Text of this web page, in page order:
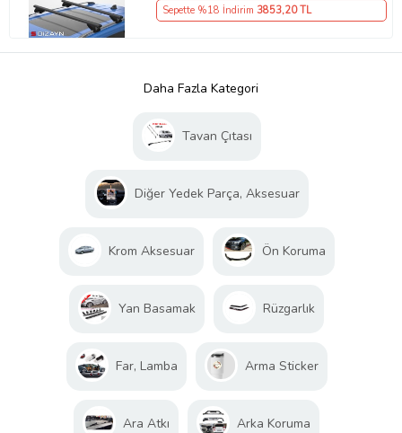
Sepette %18 İndirim 3853,20 TL
Daha Fazla Kategori
Tavan Çıtası
Diğer Yedek Parça, Aksesuar
Krom Aksesuar Ön Koruma
Yan Basamak Rüzgarlık
Far, Lamba Arma Sticker
Ara Atkı Arka Koruma